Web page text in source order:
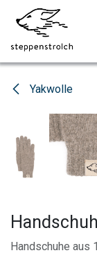
Zum Inhalt springen
Yakwolle
Handschuhe aus